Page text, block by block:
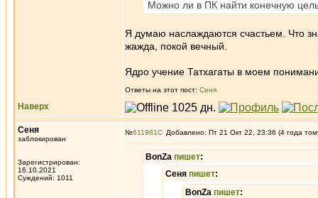
Можно ли в ПК найти конечную
Я думаю наслаждаются счастьем. Что
жажда, покой вечный.
Ядро учение Татхагаты в моем
Ответы на этот пост: Сеня
Наверх
Сеня
заблокирован
Зарегистрирован:
16.10.2021
Суждений: 1011
№611981 Добавлено: Пт 21 Окт 22, 23:36 (4 года
BonZa пишет:
Сеня пишет:
BonZa пишет: